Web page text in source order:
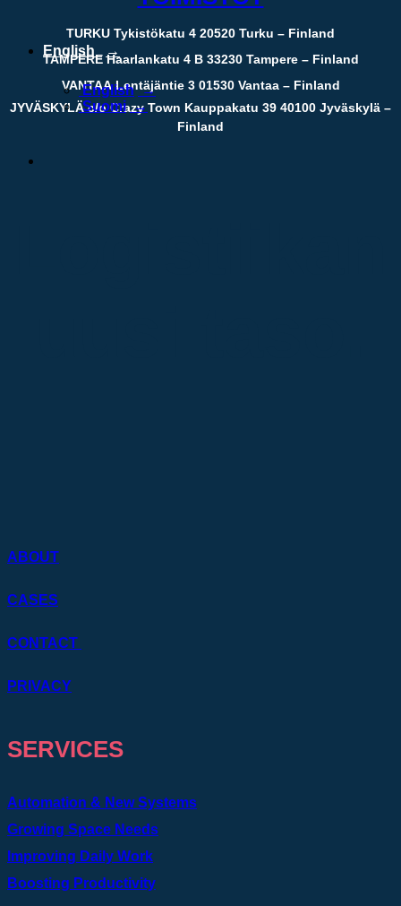
English
English
Suomi
TURKU Tykistökatu 4 20520 Turku – Finland
TAMPEREHaarlankatu 4 B 33230 Tampere – Finland
VANTAALentäjäntie 3 01530 Vantaa – Finland
JYVÄSKYLÄc/o Crazy Town Kauppakatu 39 40100 Jyväskylä –
Finland
ABOUT
CASES
CONTACT
PRIVACY
SERVICES
Automation & New Systems
Growing Space Needs
Improving Daily Work
Boosting Productivity